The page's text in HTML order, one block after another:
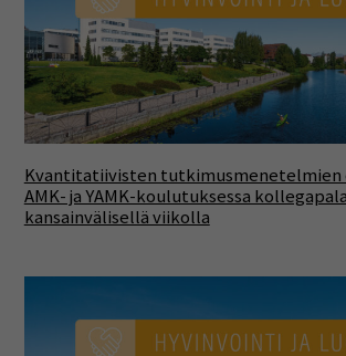
Kvantitatiivisten
AMK- ja YAMK-koulutuksessa
kansainvälisellä viikolla